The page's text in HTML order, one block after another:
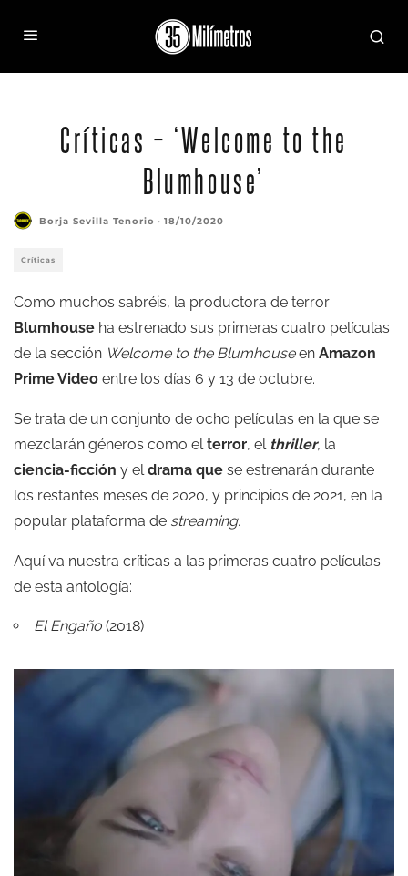
Críticas – ‘Welcome to the
Blumhouse’
Borja Sevilla Tenorio · 18/10/2020
Críticas
Como muchos sabréis, la productora de terror
Blumhouse ha estrenado sus primeras cuatro películas
de la sección Welcome to the Blumhouseen Amazon
Prime Video entre los días 6 y 13 de octubre.
Se trata de un conjunto de ocho películas en la que se
mezclarán géneros como elterror, el thriller, la
ciencia-ficción y eldrama que se estrenarán durante
los restantes meses de 2020, y principios de 2021, en la
popular plataforma de streaming.
Aquí va nuestra críticas a las primeras cuatro películas
de esta antología:
El Engaño (2018)